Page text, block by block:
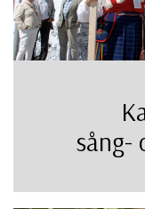
sång-